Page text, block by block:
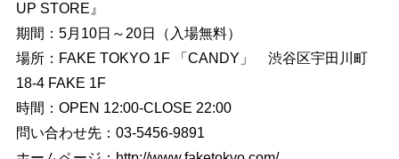
UP STORE』
期間：5月10日～20日（入場無料）
場所：FAKE TOKYO 1F 「CANDY」 渋谷区宇田川町
18-4 FAKE 1F
時間：OPEN 12:00-CLOSE 22:00
問い合わせ先：03-5456-9891